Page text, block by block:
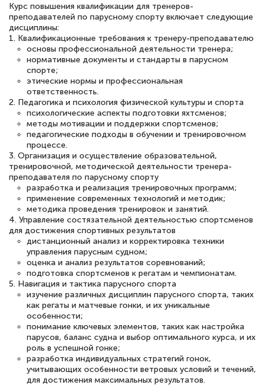
11 марта 2026
Всем добрый день! Я прошла курс
повышени каалификации по
специальности «Тренер-преподаватель
по тяжелой атлетике»! Хочется
подчеркуть, что при обращении
оперативно связались со мной
специалисты, ответили на все
интересующие вопросы и в течении
двух…
Светлана К
Знаток города 7 уровня
10 марта 2026
Оставила заявку на обучение онлайн, мне
быстро ответили, разъяснили все детали.
Обучение понравилось: огромное
количество тематической литературы,
пособий и учебников доступно на время
прохождения курса, удобная система
аттестации, проблем не возникло ни на
Курс повышения квалификации для тренеров-
преподавателей по парусному спорту включает следующие
дисциплины:
1. Квалификационные требования к тренеру-преподавателю
основы профессиональной деятельности тренера;
нормативные документы и стандарты в парусном
спорте;
этические нормы и профессиональная
ответственность.
2. Педагогика и психология физической культуры и спорта
психологические аспекты подготовки яхтсменов;
методы мотивации и поддержки спортсменов;
педагогические подходы в обучении и тренировочном
процессе.
3. Организация и осуществление образовательной,
тренировочной, методической деятельности тренера-
преподавателя по парусному спорту
разработка и реализация тренировочных программ;
применение современных технологий и методик;
методика проведения тренировок и занятий.
4. Управление состязательной деятельностью спортсменов
для достижения спортивных результатов
дистанционный анализ и корректировка техники
управления парусным судном;
оценка и анализ результатов соревнований;
подготовка спортсменов к регатам и чемпионатам.
5. Навигация и тактика парусного спорта
изучение различных дисциплин парусного спорта, таких
как регаты и матчевые гонки, и их уникальные
особенности;
понимание ключевых элементов, таких как настройка
парусов, баланс судна и выбор оптимального курса, и их
роль в успешной гонке;
разработка индивидуальных стратегий гонок,
учитывающих особенности ветровых условий и течений,
для достижения максимальных результатов.